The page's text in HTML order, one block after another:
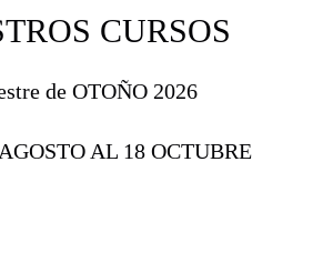
CURSOS
de OTOÑO 2026
AL 18 OCTUBRE